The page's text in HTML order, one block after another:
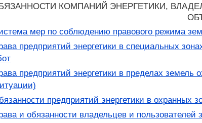
КОМПАНИЙ ЭНЕРГЕТИКИ,
мер по соблюдению правового режима
предприятий энергетики в специальных
предприятий энергетики в пределах земель
предприятий энергетики в охранных
и обязанности владельцев и пользователей